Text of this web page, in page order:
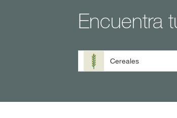
Encuentra
Cereales